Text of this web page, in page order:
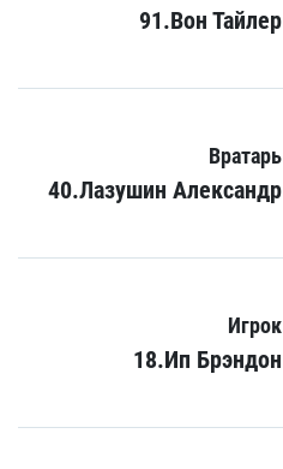
91.Вон Тайлер
Вратарь
40.Лазушин Александр
Игрок
18.Ип Брэндон